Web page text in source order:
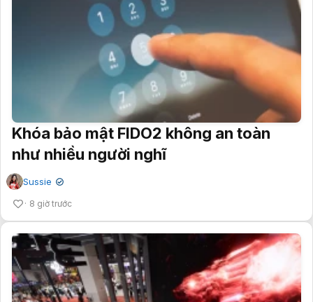
Khóa bảo mật FIDO2 không an toàn
như nhiều người nghĩ
Sussie ✔
8 giờ trước